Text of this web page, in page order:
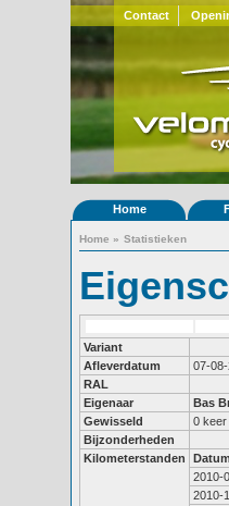
Contact
Home
Home » Statistieken
Variant
Afleverdatum
07-
RAL
Eigenaar
Bas
Gewisseld
0 keer
Bijzonderheden
Kilometerstanden
Datum
2010-
2010-